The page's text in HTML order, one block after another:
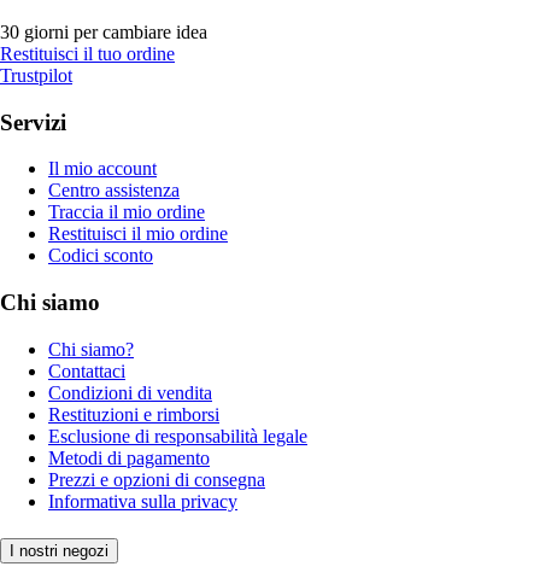
30 giorni per cambiare idea
Restituisci il tuo ordine
Trustpilot
Servizi
Il mio account
Centro assistenza
Traccia il mio ordine
Restituisci il mio ordine
Codici sconto
Chi siamo
Chi siamo?
Contattaci
Condizioni di vendita
Restituzioni e rimborsi
Esclusione di responsabilità legale
Metodi di pagamento
Prezzi e opzioni di consegna
Informativa sulla privacy
I nostri negozi